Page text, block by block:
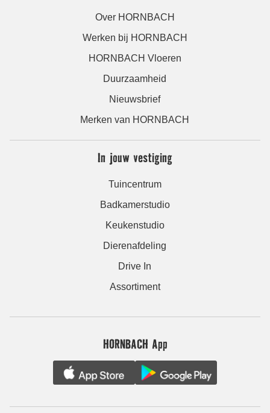
Over HORNBACH
Werken bij HORNBACH
HORNBACH Vloeren
Duurzaamheid
Nieuwsbrief
Merken van HORNBACH
In jouw vestiging
Tuincentrum
Badkamerstudio
Keukenstudio
Dierenafdeling
Drive In
Assortiment
HORNBACH App